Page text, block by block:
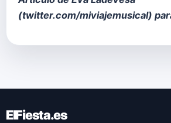
(twitter.com/miviajemusical)
ElFiesta.es